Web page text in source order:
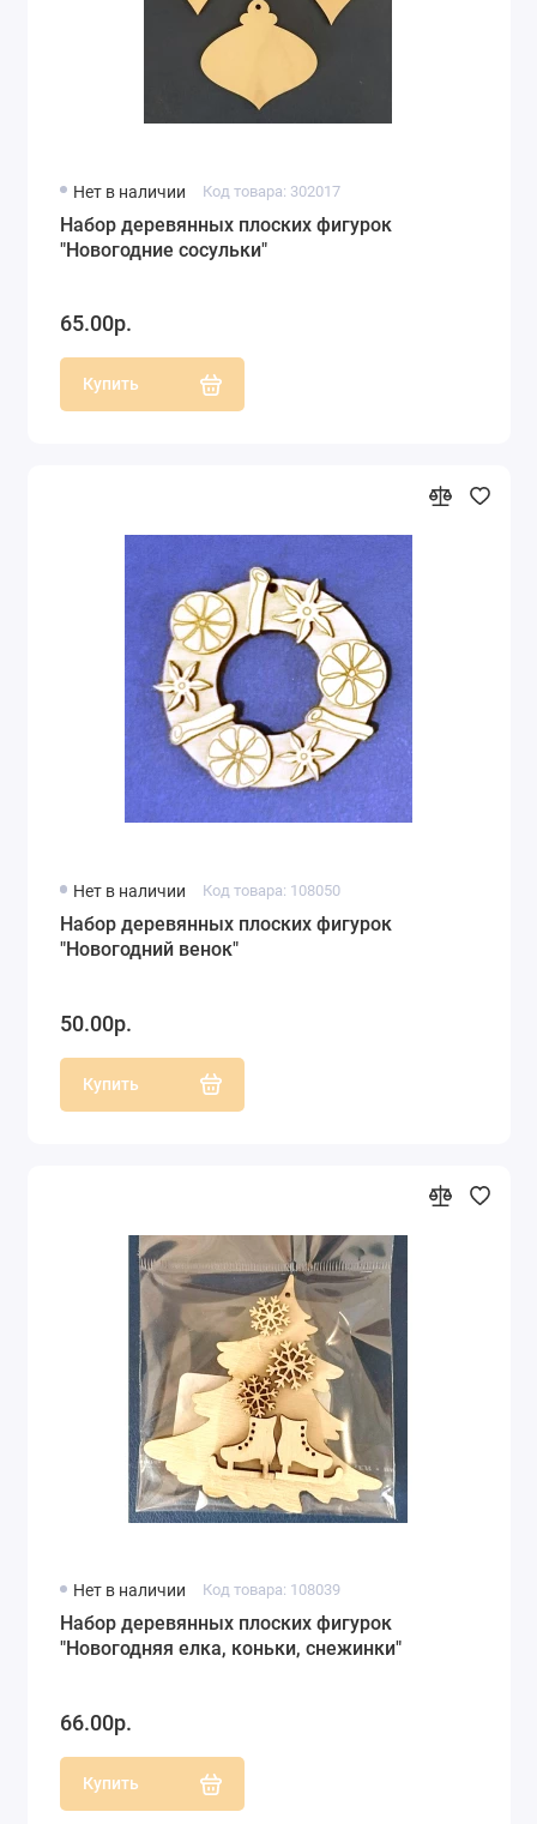
Нет в наличии Код товара: 302017
Набор деревянных плоских фигурок
"Новогодние сосульки"
65.00р.
Купить
Нет в наличии Код товара: 108050
Набор деревянных плоских фигурок
"Новогодний венок"
50.00р.
Купить
Нет в наличии Код товара: 108039
Набор деревянных плоских фигурок
"Новогодняя елка, коньки, снежинки"
66.00р.
Купить